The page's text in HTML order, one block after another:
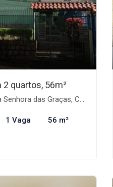
quartos, 56m²
das Graças, Canoas-RS
1 Vaga 56 m²